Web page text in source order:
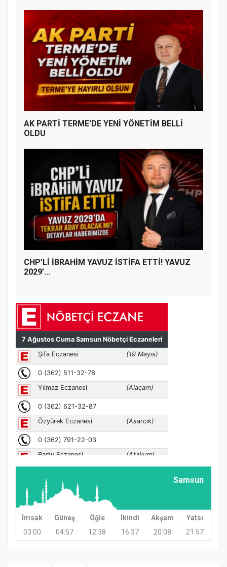
AK PARTİ TERME’DE YENİ YÖNETİM BELLİ
OLDU
CHP’Lİ İBRAHİM YAVUZ İSTİFA ETTİ! YAVUZ
2029’...
Samsun
İmsak Güneş Öğle İkindi Akşam
Yatsı
03:00
04:57 12:38 16:37 20:08 21:57